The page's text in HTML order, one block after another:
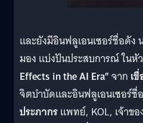
และยังมีอินฟลูเอนเซอร์ชื่อดั
มอง แบ่งปันประสบการณ์ ในหั
Effects in the AI Era”จาก เ
จิตบำบัดและอินฟลูเอนเซอร์ชื่
ประภากรแพทย์, KOL, เจ้าขอ